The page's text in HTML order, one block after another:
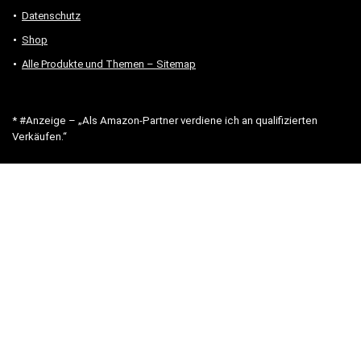
Datenschutz
Shop
Alle Produkte und Themen – Sitemap
* #Anzeige – „Als Amazon-Partner verdiene ich an qualifizierten
Verkäufen.“